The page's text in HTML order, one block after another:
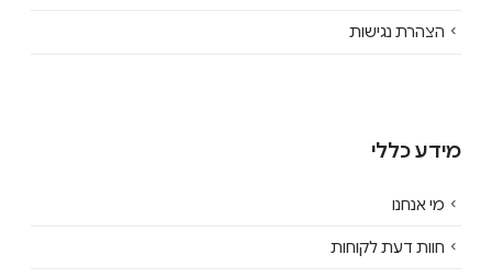
הצהרת נגישות
מידע כללי
מי אנחנו
חוות דעת לקוחות